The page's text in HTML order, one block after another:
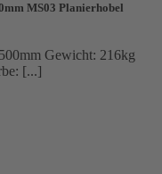
MS03 Planierhobel
Gewicht: 216kg
[...]